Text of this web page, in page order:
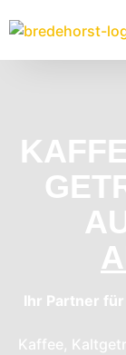
Ihr Partner
Kaffee,